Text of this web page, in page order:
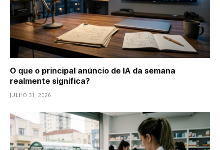
O que o principal anúncio de IA da semana
realmente significa?
JULHO 31, 2026